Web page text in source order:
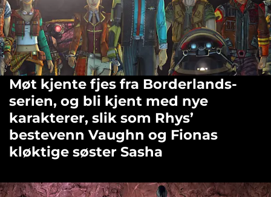
Møt kjente fjes fra Borderlands-
serien, og bli kjent med nye
karakterer, slik som Rhys’
bestevenn Vaughn og Fionas
kløktige søster Sasha